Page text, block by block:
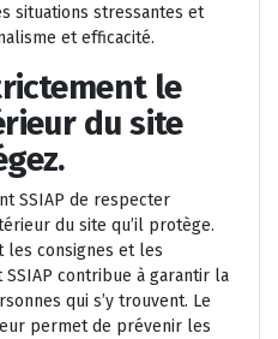
situations stressantes et
et efficacité.
le
du site
SSIAP de respecter
du site qu’il protège.
les consignes et les
contribue à garantir la
qui s’y trouvent. Le
permet de prévenir les